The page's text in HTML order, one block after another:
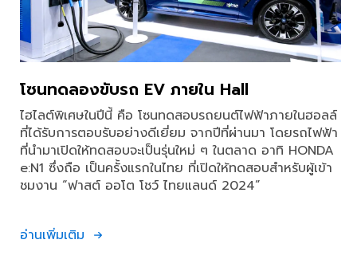
โซนทดลองขับรถ EV ภายใน Hall
ไฮไลต์พิเศษในปีนี้ คือ โซนทดสอบรถยนต์ไฟฟ้าภายในฮอลล์
ที่ได้รับการตอบรับอย่างดีเยี่ยม จากปีที่ผ่านมา โดยรถไฟฟ้า
ที่นำมาเปิดให้ทดสอบจะเป็นรุ่นใหม่ ๆ ในตลาด อาทิ HONDA
e:N1 ซึ่งถือ เป็นครั้งแรกในไทย ที่เปิดให้ทดสอบสำหรับผู้เข้า
ชมงาน “ฟาสต์ ออโต โชว์ ไทยแลนด์ 2024”
อ่านเพิ่มเติม